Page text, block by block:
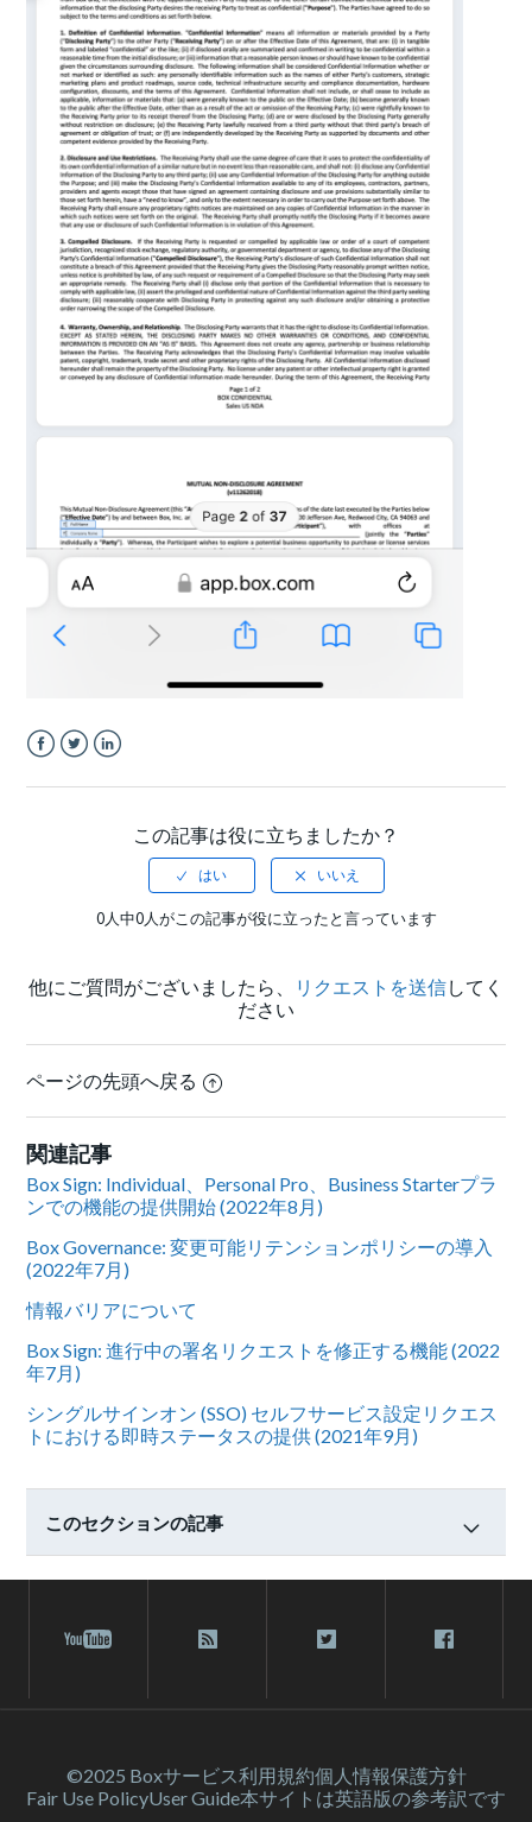
この記事は役に立ちましたか？
0人中0人がこの記事が役に立ったと言っています
他にご質問がございましたら、 リクエストを送信してく
ださい
ページの先頭へ戻る
関連記事
Box Sign: Individual、Personal Pro、Business Starterプラ
ンでの機能の提供開始 (2022年8月)
Box Governance: 変更可能リテンションポリシーの導入
(2022年7月)
情報バリアについて
Box Sign: 進行中の署名リクエストを修正する機能 (2022
年7月)
シングルサインオン (SSO) セルフサービス設定リクエス
トにおける即時ステータスの提供 (2021年9月)
このセクションの記事
©2025 Boxサービス利⽤規約個人情報保護方針
Fair Use PolicyUser Guide本サイトは英語版の参考訳です